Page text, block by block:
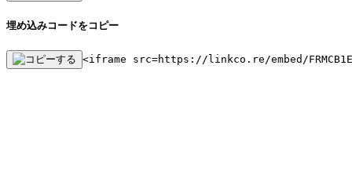
埋め込みコードをコピー
<iframe src=https://linkco.re/embed/